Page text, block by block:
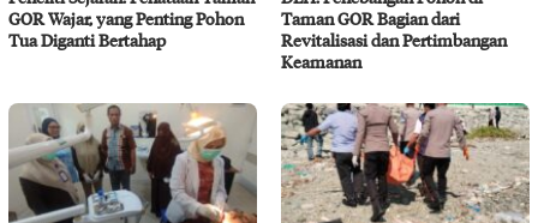
GOR Wajar, yang Penting Pohon
Tua Diganti Bertahap
Taman GOR Bagian dari
Revitalisasi dan Pertimbangan
Keamanan